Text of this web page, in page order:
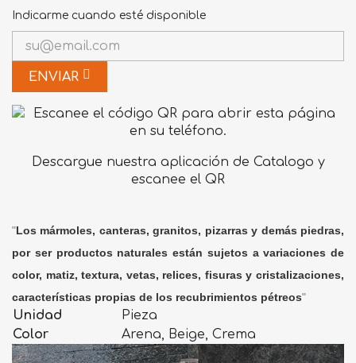
Indicarme cuando esté disponible
ENVIAR
Descargue nuestra aplicación de Catalogo y
escanee el QR
"Los mármoles, canteras, granitos, pizarras y demás piedras,
por ser productos naturales están sujetos a variaciones de
color, matiz, textura, vetas, relices, fisuras y cristalizaciones,
características propias de los recubrimientos pétreos"
Unidad
Pieza
Color
Arena, Beige, Crema